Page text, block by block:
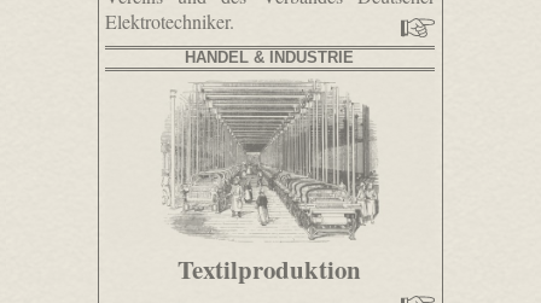
Elektrotechniker.
HANDEL & INDUSTRIE
Textilproduktion